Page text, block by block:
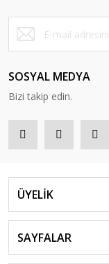
SOSYAL MEDYA
Bizi takip edin.
ÜYELİK
SAYFALAR